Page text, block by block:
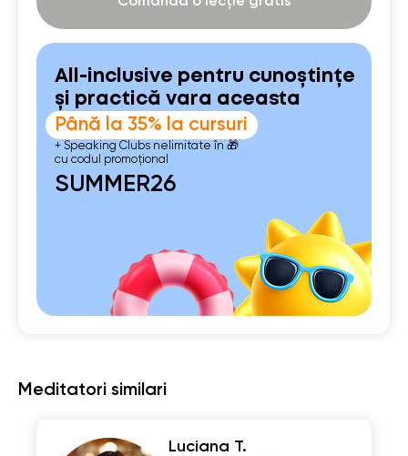
All-inclusive pentru cunoștințe
și practică vara aceasta
Până la 35% la cursuri
+ Speaking Clubs nelimitate în 🎁
cu codul promoțional
SUMMER26
Meditatori similari
Luciana T.